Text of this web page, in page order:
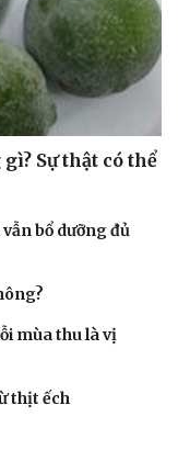
Sự thật có thể
bổ dưỡng đủ
mùa thu là vị
thịt ếch